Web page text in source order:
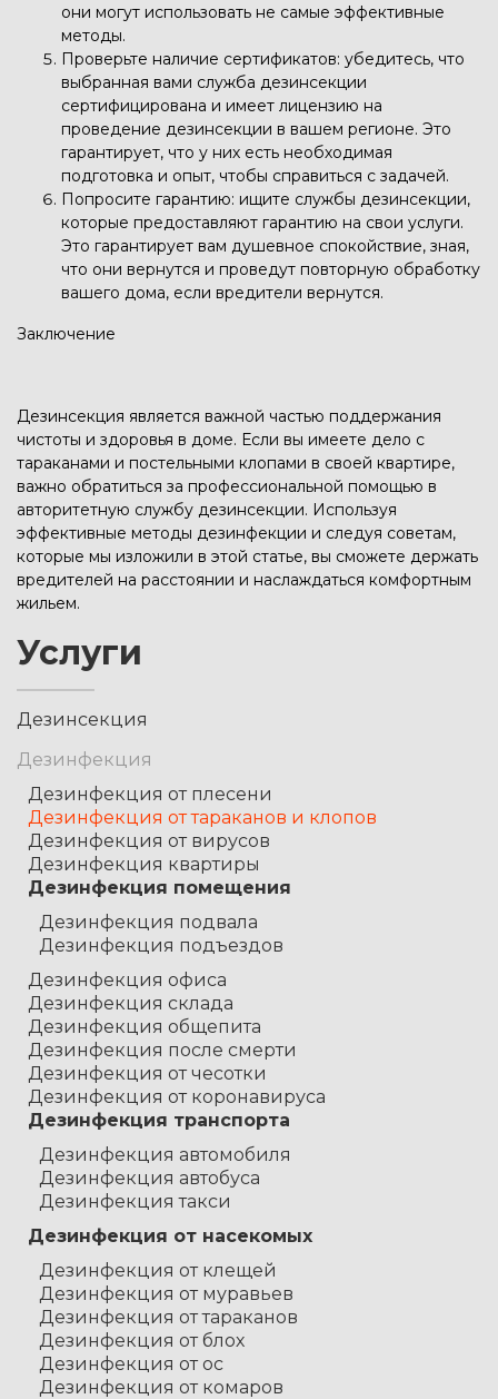
Услуги
Дезинсекция
Дезинфекция
Дезинфекция от плесени
Дезинфекция от тараканов и клопов
Дезинфекция от вирусов
Дезинфекция квартиры
Дезинфекция помещения
Дезинфекция подвала
Дезинфекция подъездов
Дезинфекция офиса
Дезинфекция склада
Дезинфекция общепита
Дезинфекция после смерти
Дезинфекция от чесотки
Дезинфекция от коронавируса
Дезинфекция транспорта
Дезинфекция автомобиля
Дезинфекция автобуса
Дезинфекция такси
Дезинфекция от насекомых
Дезинфекция от клещей
Дезинфекция от муравьев
Дезинфекция от тараканов
Дезинфекция от блох
Дезинфекция от ос
Дезинфекция от комаров
они могут использовать не самые эффективные
методы.
Проверьте наличие сертификатов: убедитесь, что
выбранная вами служба дезинсекции
сертифицирована и имеет лицензию на
проведение дезинсекции в вашем регионе. Это
гарантирует, что у них есть необходимая
подготовка и опыт, чтобы справиться с задачей.
Попросите гарантию: ищите службы дезинсекции,
которые предоставляют гарантию на свои услуги.
Это гарантирует вам душевное спокойствие, зная,
что они вернутся и проведут повторную обработку
вашего дома, если вредители вернутся.
Заключение
Дезинсекция является важной частью поддержания
чистоты и здоровья в доме. Если вы имеете дело с
тараканами и постельными клопами в своей квартире,
важно обратиться за профессиональной помощью в
авторитетную службу дезинсекции. Используя
эффективные методы дезинфекции и следуя советам,
которые мы изложили в этой статье, вы сможете держать
вредителей на расстоянии и наслаждаться комфортным
жильем.